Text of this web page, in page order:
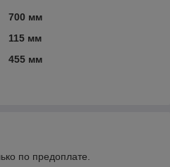
700 мм
115 мм
455 мм
по предоплате.